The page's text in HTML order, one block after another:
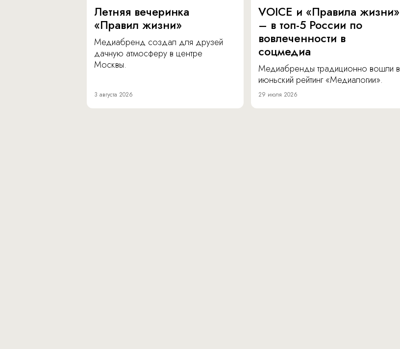
Летняя вечеринка
«Правил жизни»
Медиабренд создал для друзей
дачную атмосферу в центре
Москвы.
3 августа 2026
VOICE и «Правила жизни»
– в топ-5 России по
вовлеченности в
соцмедиа
Медиабренды традиционно вошли в
июньский рейтинг «Медиалогии».
29 июля 2026